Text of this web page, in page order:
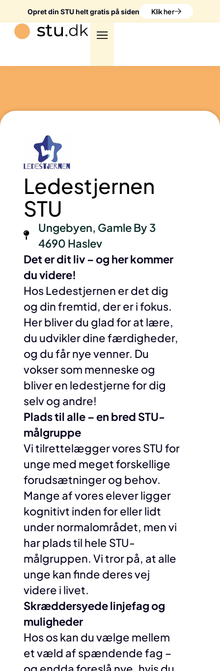
Opret din STU helt gratis på siden Klik her
Ledestjernen
STU
Ungebyen, Gamle By 3
4690 Haslev
Det er dit liv – og her kommer
du videre!
Hos Ledestjernen er det dig
og din fremtid, der er i fokus.
Her bliver du glad for at lære,
du udvikler dine færdigheder,
og du får nye venner. Du
vokser som menneske og
bliver en ledestjerne for dig
selv og andre!
Plads til alle – en bred STU-
målgruppe
Vi tilrettelægger vores STU for
unge med meget forskellige
forudsætninger og behov.
Mange af vores elever ligger
kognitivt inden for eller lidt
under normalområdet, men vi
har plads til hele STU-
målgruppen. Vi tror på, at alle
unge kan finde deres vej
videre i livet.
Skræddersyede linjefag og
muligheder
Hos os kan du vælge mellem
et væld af spændende fag –